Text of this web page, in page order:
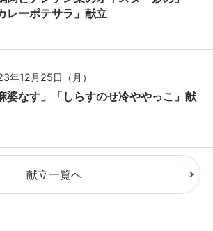
レーポテサラ」献立
年12月25日（月）
婆なす」「しらすのせ冷ややっこ」献
献立一覧へ